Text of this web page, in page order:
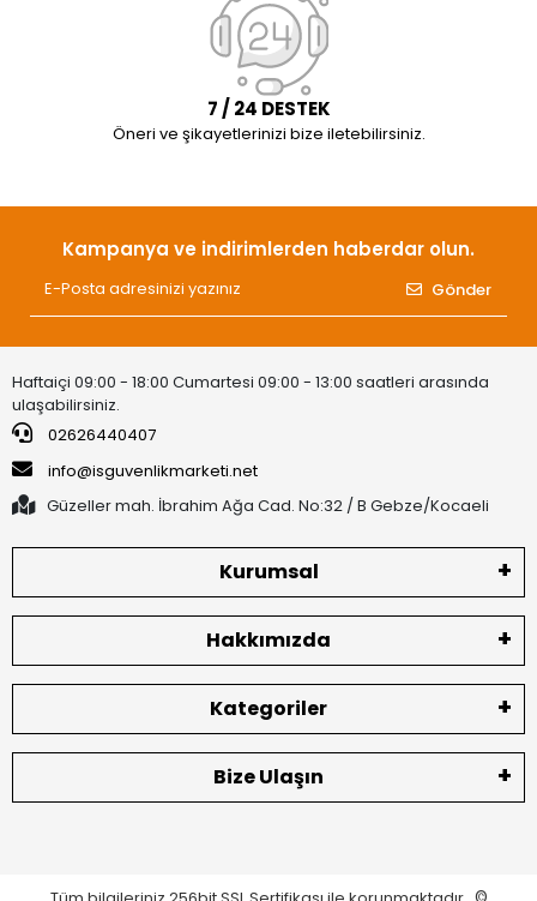
7 / 24 DESTEK
Öneri ve şikayetlerinizi bize iletebilirsiniz.
Kampanya ve indirimlerden haberdar olun.
Gönder
Haftaiçi 09:00 - 18:00 Cumartesi 09:00 - 13:00 saatleri arasında
ulaşabilirsiniz.
02626440407
info@isguvenlikmarketi.net
Güzeller mah. İbrahim Ağa Cad. No:32 / B Gebze/Kocaeli
Kurumsal
Hakkımızda
Kategoriler
Bize Ulaşın